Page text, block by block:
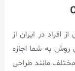
در ایران از
روش به شما اجازه
مانند طراحی